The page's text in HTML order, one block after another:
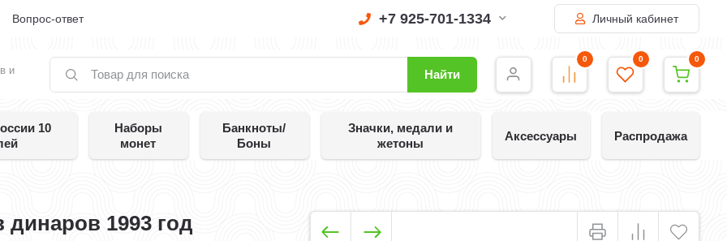
Вопрос-ответ +7 925-701-1334 Личный кабинет
и Найти
0 0 0
10
Наборы
монет
Банкноты/
Боны
Значки, медали и
жетоны
Аксессуары Распродажа
1993 год